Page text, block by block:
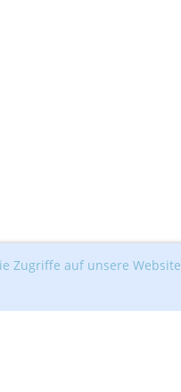
Zugriffe auf unsere Website